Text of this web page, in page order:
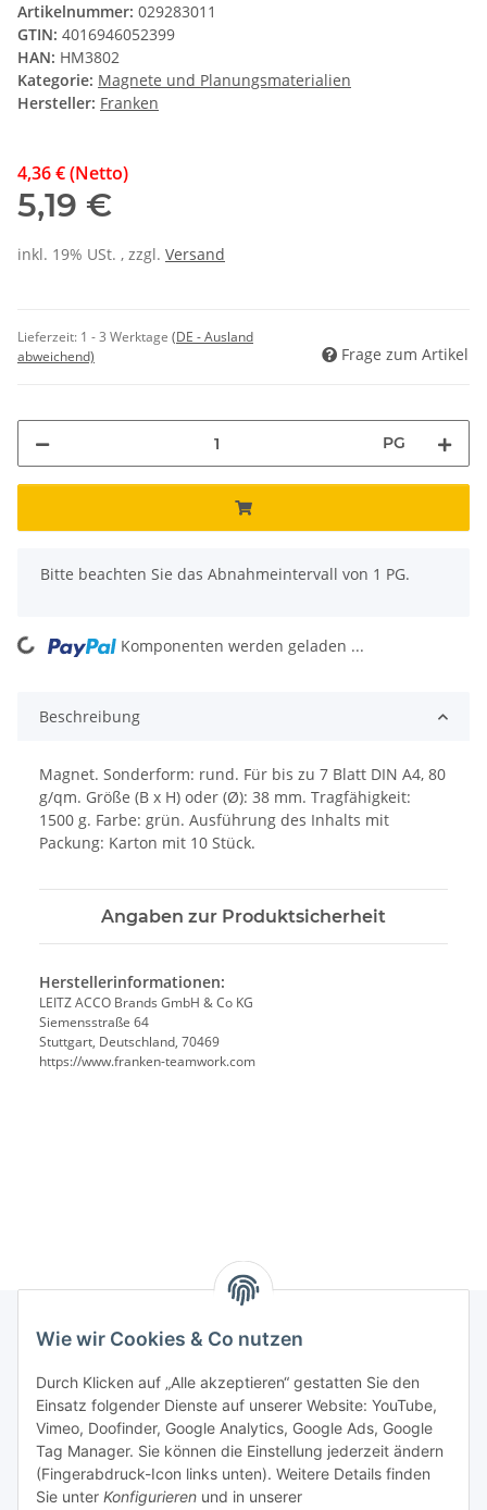
Wie wir Cookies & Co nutzen
Durch Klicken auf „Alle akzeptieren“ gestatten Sie den
Einsatz folgender Dienste auf unserer Website: YouTube,
Vimeo, Doofinder, Google Analytics, Google Ads, Google
Tag Manager. Sie können die Einstellung jederzeit ändern
(Fingerabdruck-Icon links unten). Weitere Details finden
Sie unter Konfigurieren und in unserer
Artikelnummer: 029283011
GTIN: 4016946052399
HAN: HM3802
Kategorie: Magnete und Planungsmaterialien
Hersteller: Franken
4,36 € (Netto)
5,19 €
inkl. 19% USt. , zzgl. Versand
Lieferzeit: 1 - 3 Werktage (DE - Ausland
abweichend)
Frage zum Artikel
PG
x
Bitte beachten Sie das Abnahmeintervall von 1 PG.
Loading... Komponenten werden geladen ...
Beschreibung
Magnet. Sonderform: rund. Für bis zu 7 Blatt DIN A4, 80
g/qm. Größe (B x H) oder (Ø): 38 mm. Tragfähigkeit:
1500 g. Farbe: grün. Ausführung des Inhalts mit
Packung: Karton mit 10 Stück.
Angaben zur Produktsicherheit
Herstellerinformationen:
LEITZ ACCO Brands GmbH & Co KG
Siemensstraße 64
Stuttgart, Deutschland, 70469
https://www.franken-teamwork.com
Rechtliches
Allgemeines
Firma